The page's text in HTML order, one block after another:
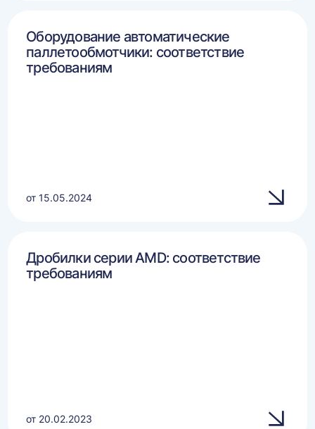
Оборудование автоматические
паллетообмотчики: соответствие
требованиям
от 15.05.2024
Дробилки серии AMD: соответствие
требованиям
от 20.02.2023